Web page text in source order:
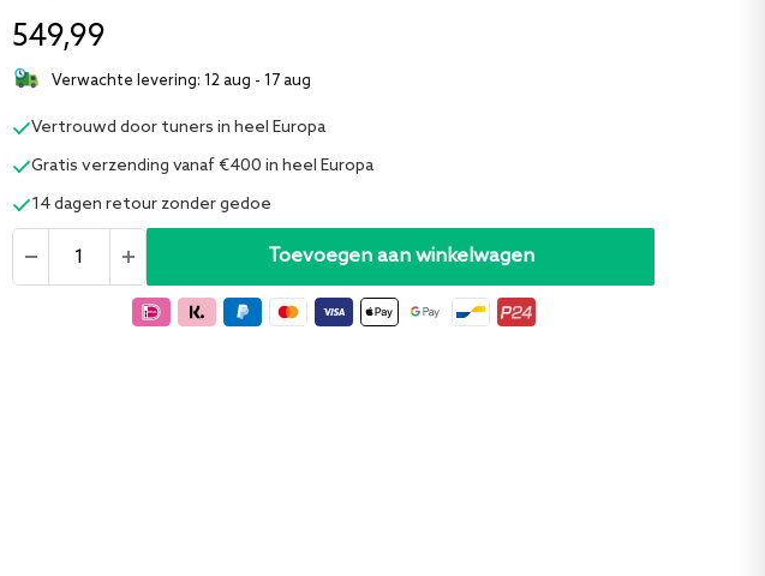
549,99
Verwachte levering: 12 aug - 17 aug
Vertrouwd door tuners in heel Europa
Gratis verzending vanaf €400 in heel Europa
14 dagen retour zonder gedoe
Toevoegen aan winkelwagen